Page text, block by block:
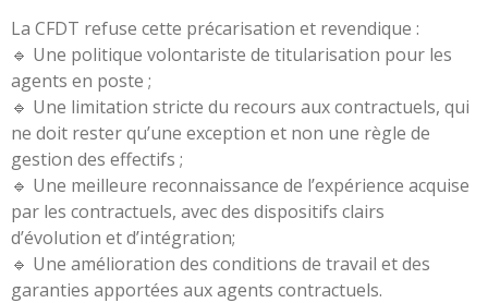
La CFDT refuse cette précarisation et revendique :
🔹 Une politique volontariste de titularisation pour les
agents en poste ;
🔹 Une limitation stricte du recours aux contractuels, qui
ne doit rester qu’une exception et non une règle de
gestion des effectifs ;
🔹 Une meilleure reconnaissance de l’expérience acquise
par les contractuels, avec des dispositifs clairs
d’évolution et d’intégration;
🔹 Une amélioration des conditions de travail et des
garanties apportées aux agents contractuels.